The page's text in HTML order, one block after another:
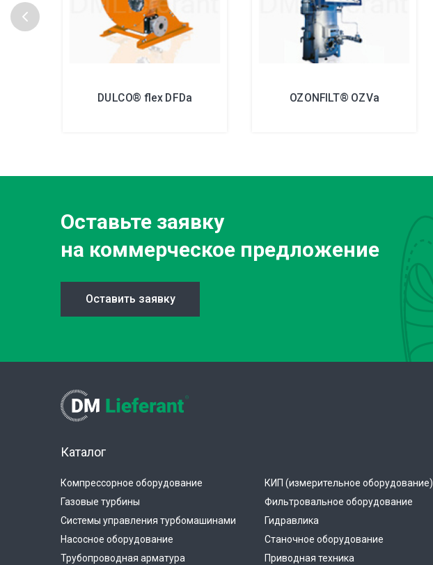
DULCO® flex DFDa OZONFILT® OZVa
Оставьте заявку
на коммерческое предложение
Оставить заявку
Каталог
Компрессорное оборудование
Газовые турбины
Системы управления турбомашинами
Насосное оборудование
Трубопроводная арматура
КИП (измерительное оборудование)
Фильтровальное оборудование
Гидравлика
Станочное оборудование
Приводная техника